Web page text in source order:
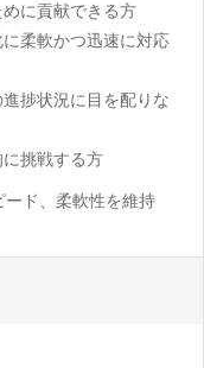
に貢献できる方
柔軟かつ迅速に対応
捗状況に目を配りな
挑戦する方
ド、柔軟性を維持